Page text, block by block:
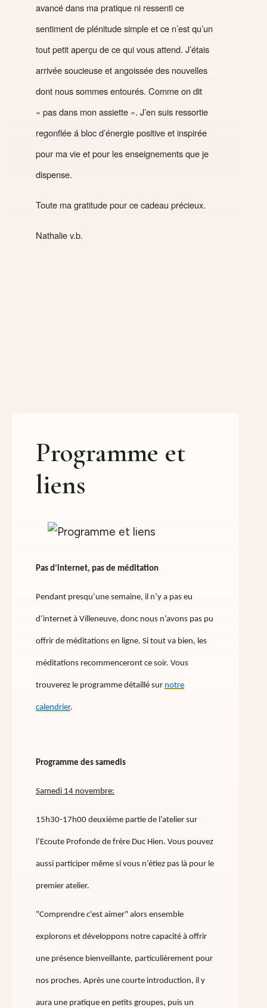
avancé dans ma pratique ni ressenti ce
sentiment de plénitude simple et ce n’est qu’un
tout petit aperçu de ce qui vous attend. J’étais
arrivée soucieuse et angoissée des nouvelles
dont nous sommes entourés. Comme on dit
« pas dans mon assiette ». J’en suis ressortie
regonflée á bloc d’énergie positive et inspirée
pour ma vie et pour les enseignements que je
dispense.
Toute ma gratitude pour ce cadeau précieux.
Nathalie v.b.
Programme et
liens
Pas d’internet, pas de méditation
Pendant presqu’une semaine, il n’y a pas eu
d’internet à Villeneuve, donc nous n’avons pas pu
offrir de méditations en ligne. Si tout va bien, les
méditations recommenceront ce soir. Vous
trouverez le programme détaillé sur notre
calendrier.
Programme des samedis
Samedi 14 novembre:
15h30-17h00 deuxième partie de l’atelier sur
l’Ecoute Profonde de frère Duc Hien. Vous pouvez
aussi participer même si vous n’étiez pas là pour le
premier atelier.
"Comprendre c'est aimer" alors ensemble
explorons et développons notre capacité à offrir
une présence bienveillante, particulièrement pour
nos proches. Après une courte introduction, il y
aura une pratique en petits groupes, puis un